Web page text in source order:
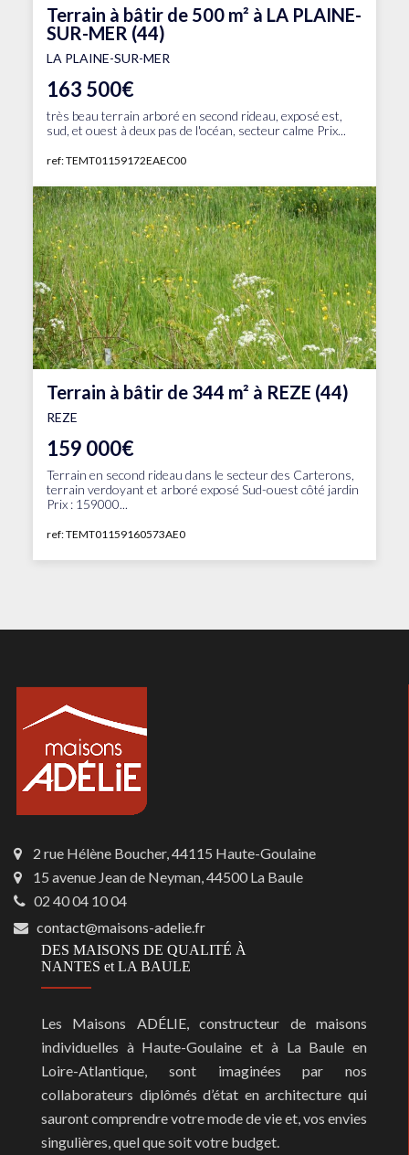
Terrain à bâtir de 500 m² à LA PLAINE-
SUR-MER (44)
LA PLAINE-SUR-MER
163 500€
très beau terrain arboré en second rideau, exposé est,
sud, et ouest à deux pas de l'océan, secteur calme Prix...
ref: TEMT01159172EAEC00
Terrain à bâtir de 344 m² à REZE (44)
REZE
159 000€
Terrain en second rideau dans le secteur des Carterons,
terrain verdoyant et arboré exposé Sud-ouest côté jardin
Prix : 159000...
ref: TEMT01159160573AE0
2 rue Hélène Boucher, 44115 Haute-Goulaine
15 avenue Jean de Neyman, 44500 La Baule
02 40 04 10 04
contact@maisons-adelie.fr
DES MAISONS DE QUALITÉ À
NANTES et LA BAULE
Les Maisons ADÉLIE, constructeur de maisons
individuelles à Haute-Goulaine et à La Baule en
Loire-Atlantique, sont imaginées par nos
collaborateurs diplômés d’état en architecture qui
sauront comprendre votre mode de vie et, vos envies
singulières, quel que soit votre budget.